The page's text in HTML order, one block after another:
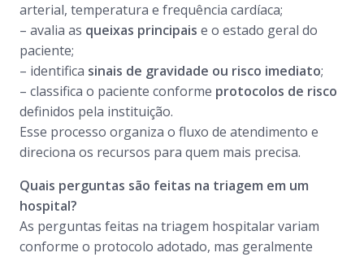
arterial, temperatura e frequência cardíaca;
– avalia as queixas principais e o estado geral do
paciente;
– identifica sinais de gravidade ou risco imediato;
– classifica o paciente conforme protocolos de risco
definidos pela instituição.
Esse processo organiza o fluxo de atendimento e
direciona os recursos para quem mais precisa.
Quais perguntas são feitas na triagem em um
hospital?
As perguntas feitas na triagem hospitalar variam
conforme o protocolo adotado, mas geralmente